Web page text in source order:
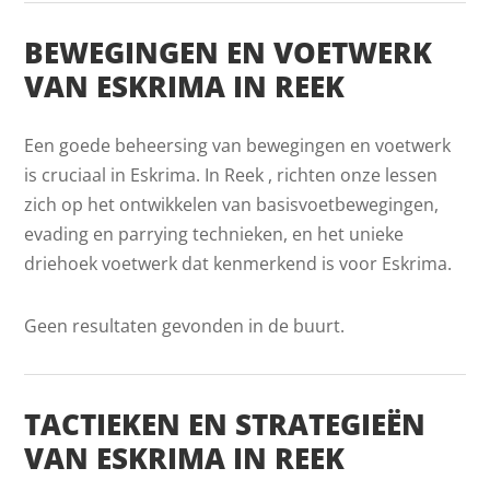
BEWEGINGEN EN VOETWERK
VAN ESKRIMA IN REEK
Een goede beheersing van bewegingen en voetwerk
is cruciaal in Eskrima. In Reek , richten onze lessen
zich op het ontwikkelen van basisvoetbewegingen,
evading en parrying technieken, en het unieke
driehoek voetwerk dat kenmerkend is voor Eskrima.
Geen resultaten gevonden in de buurt.
TACTIEKEN EN STRATEGIEËN
VAN ESKRIMA IN REEK